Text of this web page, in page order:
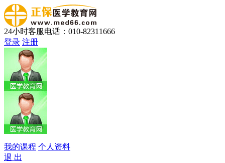
24小时客服电话：010-82311666
登录 注册
我的课程 个人资料
退 出